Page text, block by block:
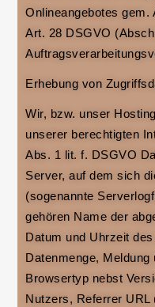
Onlineangebotes
Art. 28 DSGVO
Erhebung von
Wir, bzw. unser
unserer berechtigten
Abs. 1 lit. f. DSGVO
Server, auf dem sich
(sogenannte
gehören Name der
Datum und Uhrzeit
Datenmenge, Meldung
Browsertyp nebst
Nutzers, Referrer